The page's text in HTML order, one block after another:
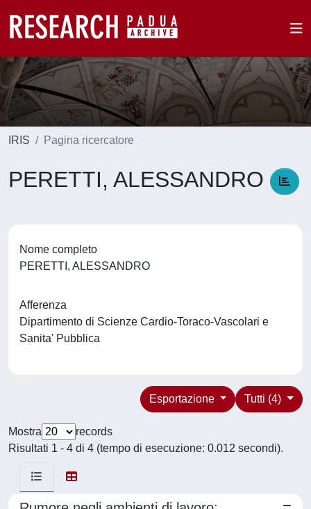
IRIS Pagina ricercatore
PERETTI, ALESSANDRO
Nome completo
PERETTI, ALESSANDRO
Afferenza
Dipartimento di Scienze Cardio-Toraco-Vascolari e
Sanita' Pubblica
Tutti (4)
Esportazione
Mostra
records
Risultati 1 - 4 di 4 (tempo di esecuzione: 0.012 secondi).